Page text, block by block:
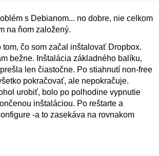
s Debianom... no dobre, nie celkom
na ňom založený.
tom, čo som začal inštalovať Dropbox.
bežne. Inštalácia základného balíku,
len čiastočne. Po stiahnutí non-free
pokračovať, ale nepokračuje.
urobiť, bolo po polhodine vypnutie
inštaláciou. Po reštarte a
-a to zasekáva na rovnakom